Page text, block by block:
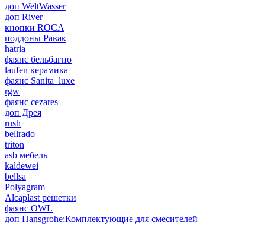
доп WeltWasser
доп River
кнопки ROCA
поддоны Равак
hatria
фаянс бельбагно
laufen керамика
фаянс Sanita_luxe
rgw
фаянс cezares
доп Дрея
rush
bellrado
triton
asb мебель
kaldewei
bellsa
Polyagram
Alcaplast решетки
фаянс OWL
доп Hansgrohe;Комплектующие для смесителей